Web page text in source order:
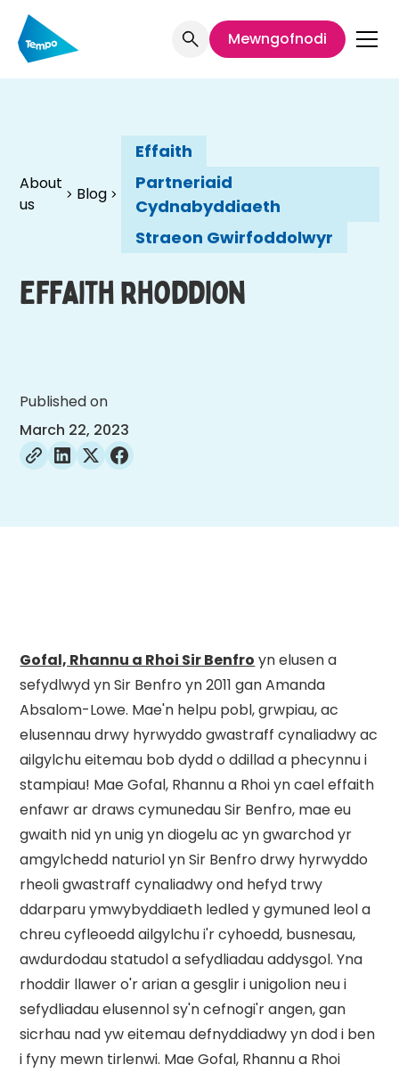
Mewngofnodi
About
us
Blog
Effaith
Partneriaid
Cydnabyddiaeth
Straeon Gwirfoddolwyr
Effaith rhoddion
Published on
March 22, 2023
Gofal, Rhannu a Rhoi Sir Benfro yn elusen a
sefydlwyd yn Sir Benfro yn 2011 gan Amanda
Absalom-Lowe. Mae'n helpu pobl, grwpiau, ac
elusennau drwy hyrwyddo gwastraff cynaliadwy ac
ailgylchu eitemau bob dydd o ddillad a phecynnu i
stampiau! Mae Gofal, Rhannu a Rhoi yn cael effaith
enfawr ar draws cymunedau Sir Benfro, mae eu
gwaith nid yn unig yn diogelu ac yn gwarchod yr
amgylchedd naturiol yn Sir Benfro drwy hyrwyddo
rheoli gwastraff cynaliadwy ond hefyd trwy
ddarparu ymwybyddiaeth ledled y gymuned leol a
chreu cyfleoedd ailgylchu i'r cyhoedd, busnesau,
awdurdodau statudol a sefydliadau addysgol. Yna
rhoddir llawer o'r arian a gesglir i unigolion neu i
sefydliadau elusennol sy'n cefnogi'r angen, gan
sicrhau nad yw eitemau defnyddiadwy yn dod i ben
i fyny mewn tirlenwi. Mae Gofal, Rhannu a Rhoi